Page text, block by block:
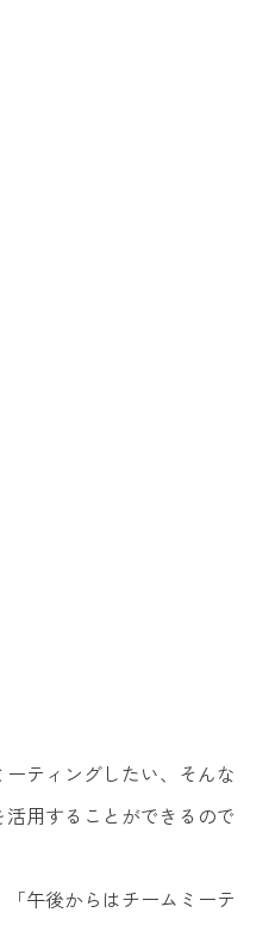
ティングしたい、そんな
用することができるので
「午後からはチームミーテ